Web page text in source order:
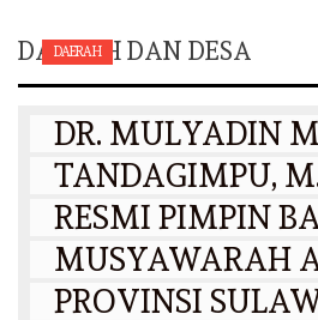
DAERAH DAN DESA
DAERAH
DR. MULYADIN
TANDAGIMPU,
RESMI PIMPIN
MUSYAWARAH
PROVINSI